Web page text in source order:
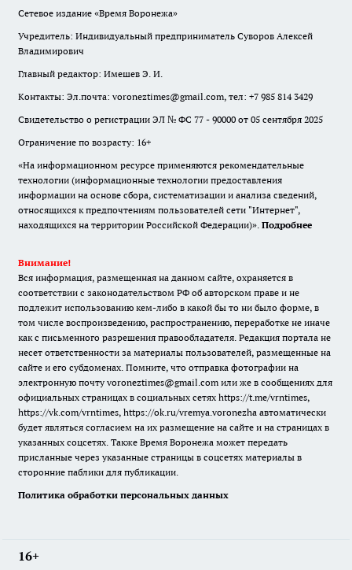
Сетевое издание «Время Воронежа»
Учредитель: Индивидуальный предприниматель Суворов Алексей
Владимирович
Главный редактор: Имешев Э. И.
Контакты: Эл.почта: voroneztimes@gmail.com, тел: +7 985 814 3429
Свидетельство о регистрации ЭЛ № ФС 77 - 90000 от 05 сентября 2025
Ограничение по возрасту: 16+
«На информационном ресурсе применяются рекомендательные
технологии (информационные технологии предоставления
информации на основе сбора, систематизации и анализа сведений,
относящихся к предпочтениям пользователей сети "Интернет",
находящихся на территории Российской Федерации)». Подробнее
Внимание!
Вся информация, размещенная на данном сайте, охраняется в
соответствии с законодательством РФ об авторском праве и не
подлежит использованию кем-либо в какой бы то ни было форме, в
том числе воспроизведению, распространению, переработке не иначе
как с письменного разрешения правообладателя. Редакция портала не
несет ответственности за материалы пользователей, размещенные на
сайте и его субдоменах. Помните, что отправка фотографии на
электронную почту voroneztimes@gmail.com или же в сообщениях для
официальных страницах в социальных сетях https://t.me/vrntimes,
https://vk.com/vrntimes, https://ok.ru/vremya.voronezha автоматически
будет являться согласием на их размещение на сайте и на страницах в
указанных соцсетях. Также Время Воронежа может передать
присланные через указанные страницы в соцсетях материалы в
сторонние паблики для публикации.
Политика обработки персональных данных
16+